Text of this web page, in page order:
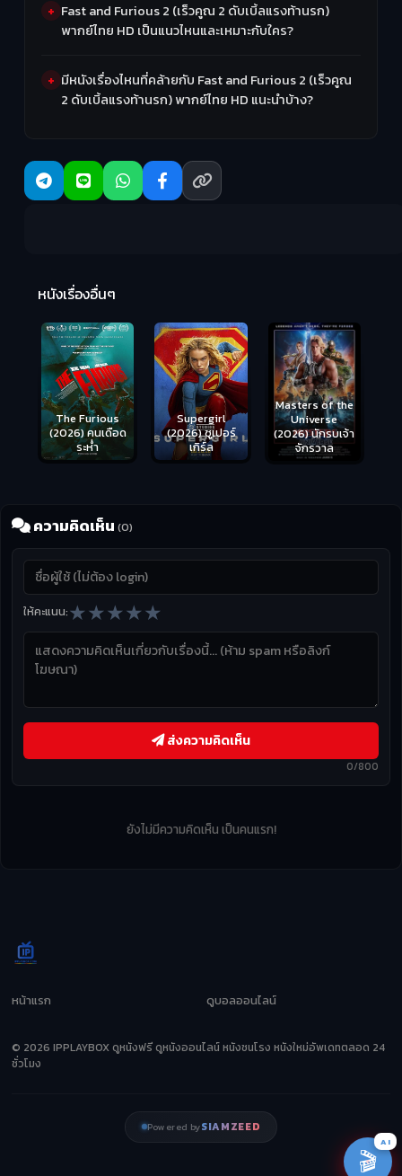
Fast and Furious 2 (เร็วคูณ 2 ดับเบิ้ลแรงท้านรก)
พากย์ไทย HD เป็นแนวไหนและเหมาะกับใคร?
มีหนังเรื่องไหนที่คล้ายกับ Fast and Furious 2 (เร็วคูณ
2 ดับเบิ้ลแรงท้านรก) พากย์ไทย HD แนะนำบ้าง?
หนังเรื่องอื่นๆ
Supergirl
(2026) ซูเปอร์
เกิร์ล
Masters of the
Universe
(2026) นักรบเจ้า
จักรวาล
ความคิดเห็น (0)
ให้คะแนน:★★★★★
0/800
ส่งความคิดเห็น
ยังไม่มีความคิดเห็น เป็นคนแรก!
หน้าแรก ดูบอลออนไลน์
© 2026 IPPLAYBOX ดูหนังฟรี ดูหนังออนไลน์ หนังชนโรง หนังใหม่อัพเดทตลอด 24
ชั่วโมง
Powered bySIAMZEED
🎬
AI